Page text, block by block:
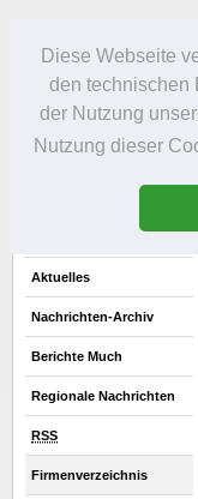
Diese Webseite
den technischen
der Nutzung
Nutzung dieser
Portrait
Aktuelles
Nachrichten-Archiv
Berichte Much
Regionale Nachrichten
RSS
Firmenverzeichnis